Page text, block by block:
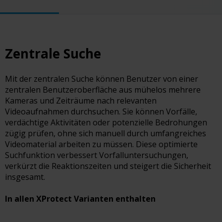
Zentrale Suche​
Mit der zentralen Suche können Benutzer von einer
zentralen Benutzeroberfläche aus mühelos mehrere
Kameras und Zeiträume nach relevanten
Videoaufnahmen durchsuchen. Sie können Vorfälle,
verdächtige Aktivitäten oder potenzielle Bedrohungen
zügig prüfen, ohne sich manuell durch umfangreiches
Videomaterial arbeiten zu müssen. Diese optimierte
Suchfunktion verbessert Vorfalluntersuchungen,
verkürzt die Reaktionszeiten und steigert die Sicherheit
insgesamt.
In allen XProtect Varianten enthalten